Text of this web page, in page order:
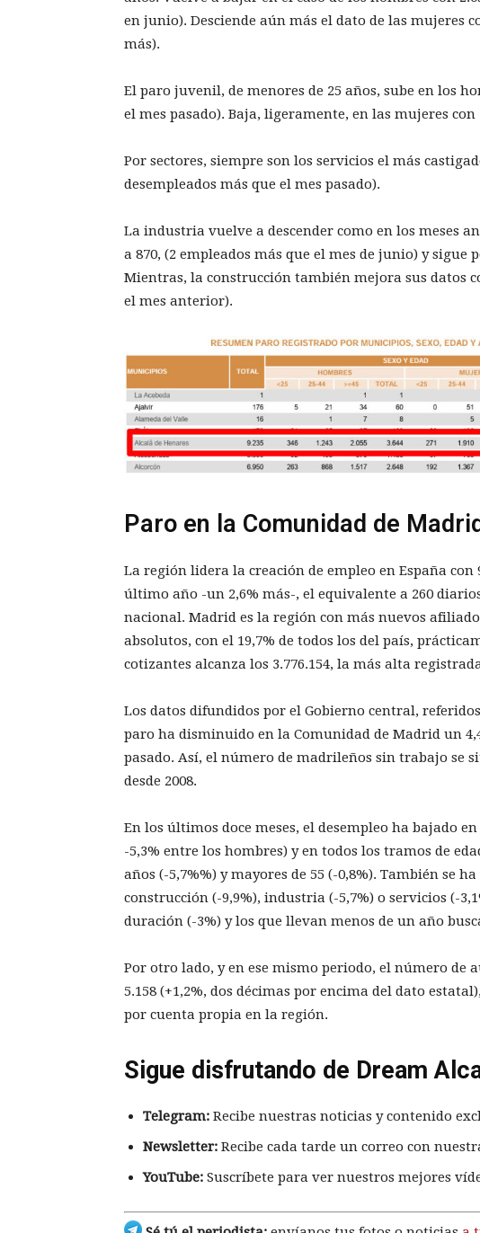
en junio). Desciende aún más el dato de las mujeres
más).
El paro juvenil, de menores de 25 años, sube en los
el mes pasado). Baja, ligeramente, en las mujeres con
Por sectores, siempre son los servicios el más
desempleados más que el mes pasado).
La industria vuelve a descender como en los meses
a 870, (2 empleados más que el mes de junio) y sigue
Mientras, la construcción también mejora sus datos
el mes anterior).
Paro en la Comunidad de Madrid
La región lidera la creación de empleo en España con
último año -un 2,6% más-, el equivalente a 260
nacional. Madrid es la región con más nuevos
absolutos, con el 19,7% de todos los del país,
cotizantes alcanza los 3.776.154, la más alta
Los datos difundidos por el Gobierno central,
paro ha disminuido en la Comunidad de Madrid un
pasado. Así, el número de madrileños sin trabajo se
desde 2008.
En los últimos doce meses, el desempleo ha bajado
-5,3% entre los hombres) y en todos los tramos de
años (-5,7%%) y mayores de 55 (-0,8%). También se
construcción (-9,9%), industria (-5,7%) o servicios (-
duración (-3%) y los que llevan menos de un año
Por otro lado, y en ese mismo periodo, el número de
5.158 (+1,2%, dos décimas por encima del dato
por cuenta propia en la región.
Sigue disfrutando de Dream
Telegram: Recibe nuestras noticias y contenido
Newsletter: Recibe cada tarde un correo con
YouTube: Suscríbete para ver nuestros mejores